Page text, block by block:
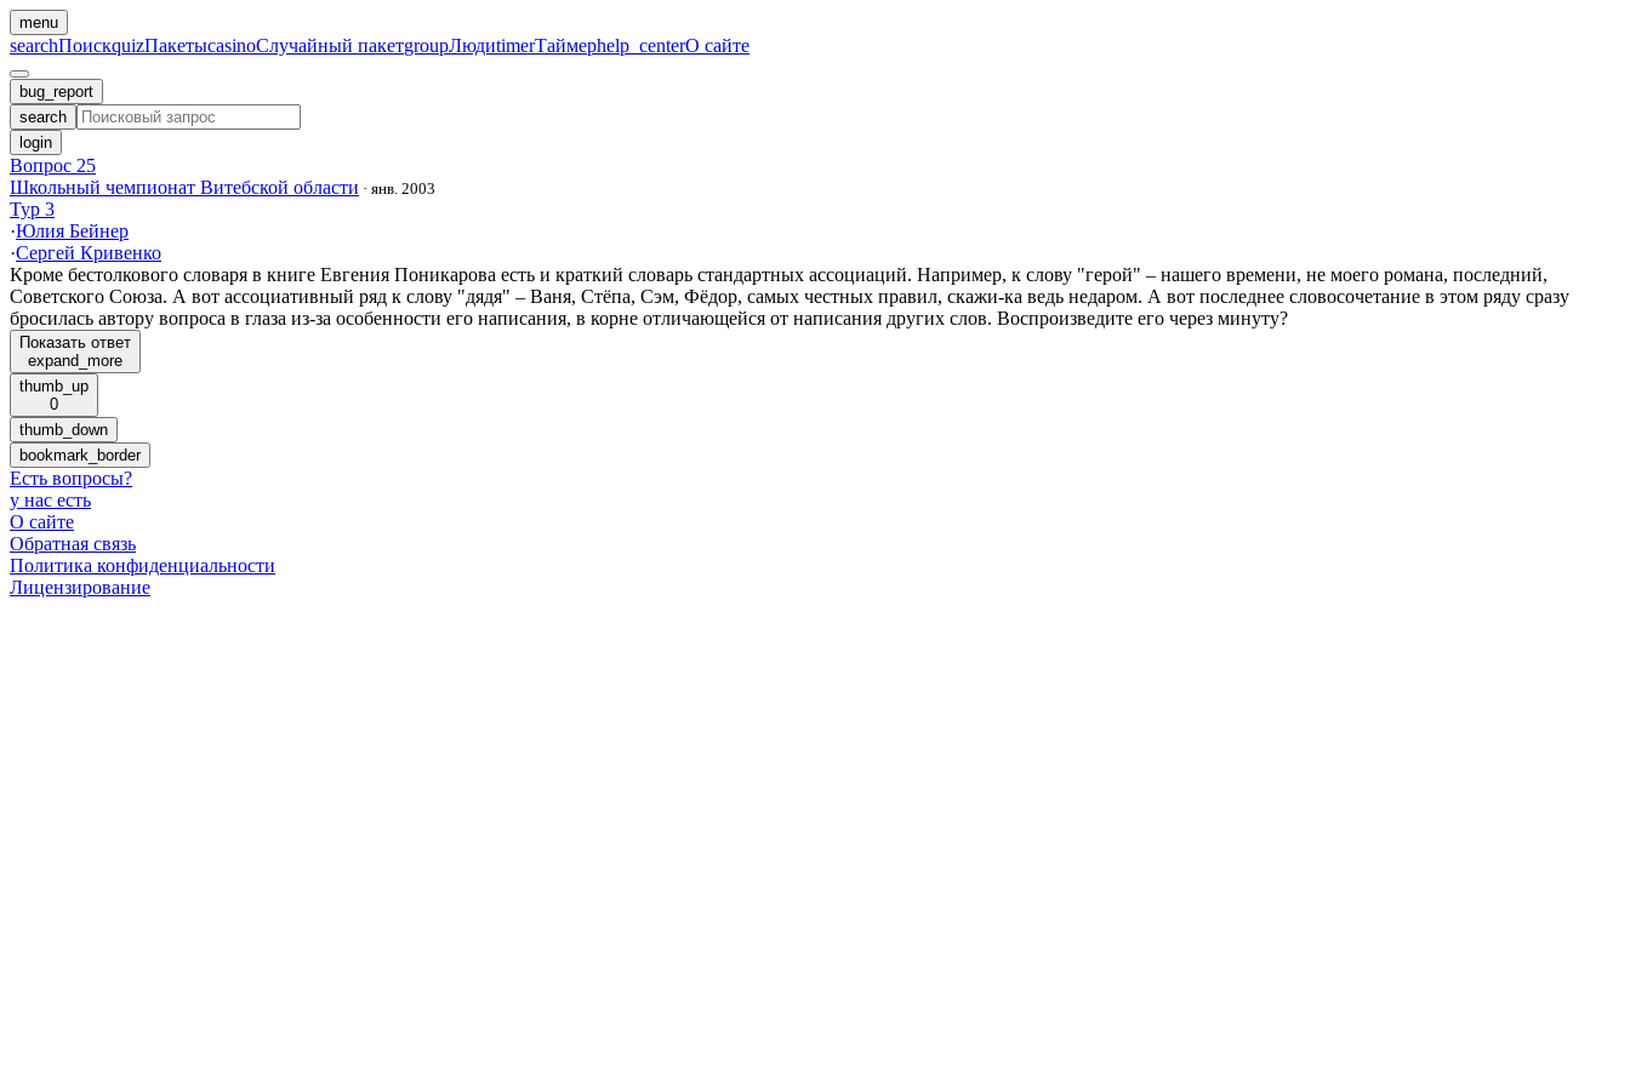
menu
searchПоискquizПакетыcasinoСлучайный пакетgroupЛюдиtimerТаймерhelp_centerО сайте
bug_report
search
login
Вопрос 25
Школьный чемпионат Витебской области · янв. 2003
Тур 3
·Юлия Бейнер
·Сергей Кривенко
Кроме бестолкового словаря в книге Евгения Поникарова есть и краткий словарь стандартных ассоциаций. Например, к слову "герой" – нашего времени, не моего романа, последний,
Советского Союза. А вот ассоциативный ряд к слову "дядя" – Ваня, Стёпа, Сэм, Фёдор, самых честных правил, скажи-ка ведь недаром. А вот последнее словосочетание в этом ряду сразу
бросилась автору вопроса в глаза из-за особенности его написания, в корне отличающейся от написания других слов. Воспроизведите его через минуту?
Показать ответ
expand_more
thumb_up
0
thumb_down
bookmark_border
Есть вопросы?
у нас есть
О сайте
Обратная связь
Политика конфиденциальности
Лицензирование